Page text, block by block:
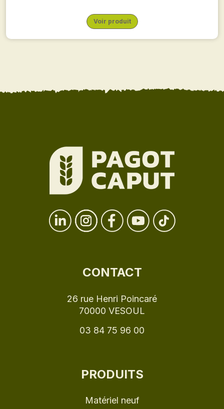
Voir produit
CONTACT
26 rue Henri Poincaré
70000 VESOUL
03 84 75 96 00
PRODUITS
Matériel neuf